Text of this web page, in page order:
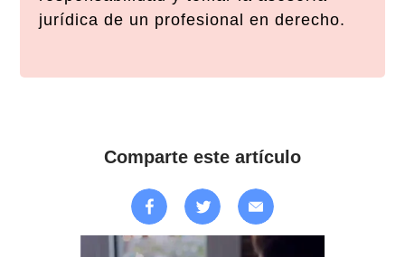
jurídica de un profesional en derecho.
Comparte este artículo